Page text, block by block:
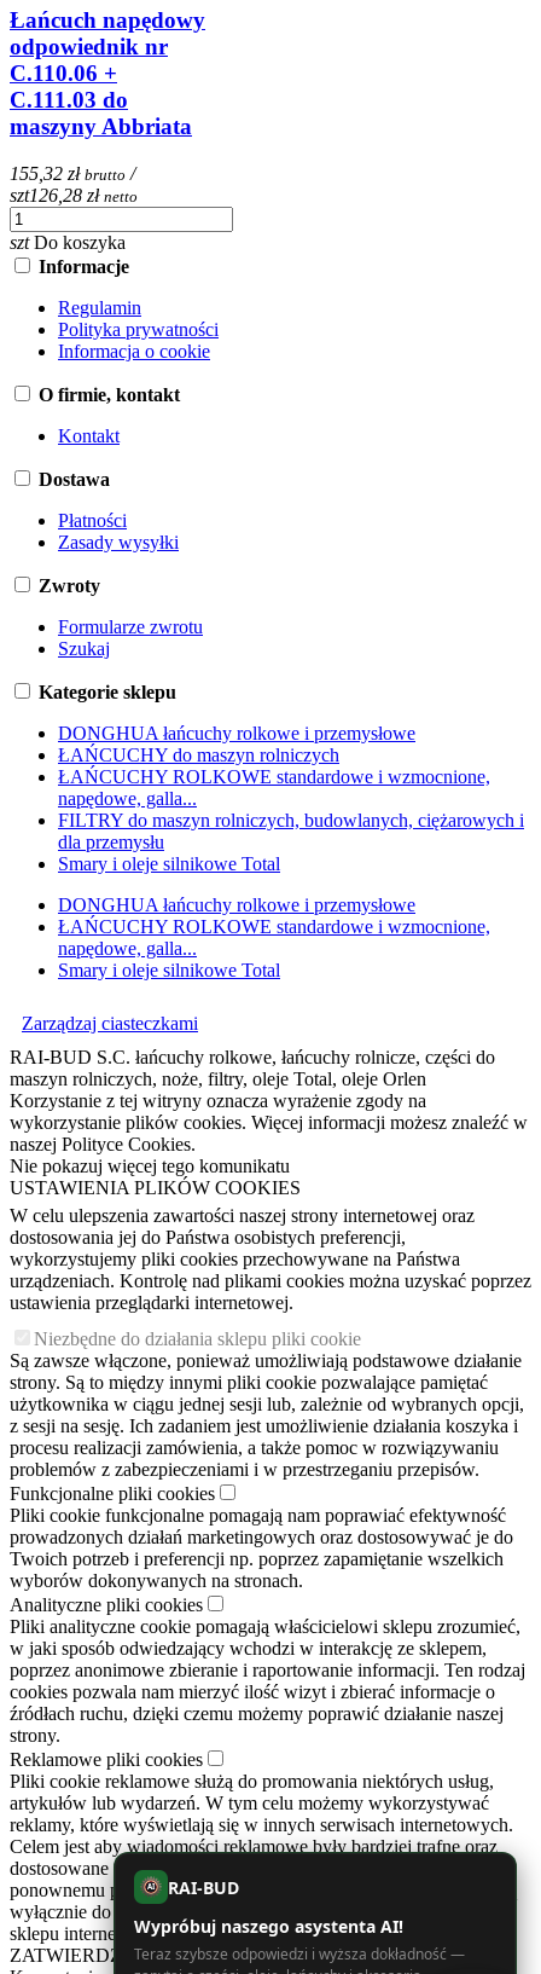
Łańcuch napędowy
odpowiednik nr
C.110.06 +
C.111.03 do
maszyny Abbriata
155,32 zł brutto /
szt126,28 zł netto
szt Do koszyka
Informacje
Regulamin
Polityka prywatności
Informacja o cookie
O firmie, kontakt
Kontakt
Dostawa
Płatności
Zasady wysyłki
Zwroty
Formularze zwrotu
Szukaj
Kategorie sklepu
DONGHUA łańcuchy rolkowe i przemysłowe
ŁAŃCUCHY do maszyn rolniczych
ŁAŃCUCHY ROLKOWE standardowe i wzmocnione,
napędowe, galla...
FILTRY do maszyn rolniczych, budowlanych, ciężarowych i
dla przemysłu
Smary i oleje silnikowe Total
DONGHUA łańcuchy rolkowe i przemysłowe
ŁAŃCUCHY ROLKOWE standardowe i wzmocnione,
napędowe, galla...
Smary i oleje silnikowe Total
Zarządzaj ciasteczkami
RAI-BUD S.C. łańcuchy rolkowe, łańcuchy rolnicze, części do
maszyn rolniczych, noże, filtry, oleje Total, oleje Orlen
Korzystanie z tej witryny oznacza wyrażenie zgody na
wykorzystanie plików cookies. Więcej informacji możesz znaleźć w
naszej Polityce Cookies.
Nie pokazuj więcej tego komunikatu
USTAWIENIA PLIKÓW COOKIES
W celu ulepszenia zawartości naszej strony internetowej oraz
dostosowania jej do Państwa osobistych preferencji,
wykorzystujemy pliki cookies przechowywane na Państwa
urządzeniach. Kontrolę nad plikami cookies można uzyskać poprzez
ustawienia przeglądarki internetowej.
Niezbędne do działania sklepu pliki cookie
Są zawsze włączone, ponieważ umożliwiają podstawowe działanie
strony. Są to między innymi pliki cookie pozwalające pamiętać
użytkownika w ciągu jednej sesji lub, zależnie od wybranych opcji,
z sesji na sesję. Ich zadaniem jest umożliwienie działania koszyka i
procesu realizacji zamówienia, a także pomoc w rozwiązywaniu
problemów z zabezpieczeniami i w przestrzeganiu przepisów.
Funkcjonalne pliki cookies
Pliki cookie funkcjonalne pomagają nam poprawiać efektywność
prowadzonych działań marketingowych oraz dostosowywać je do
Twoich potrzeb i preferencji np. poprzez zapamiętanie wszelkich
wyborów dokonywanych na stronach.
Analityczne pliki cookies
Pliki analityczne cookie pomagają właścicielowi sklepu zrozumieć,
w jaki sposób odwiedzający wchodzi w interakcję ze sklepem,
poprzez anonimowe zbieranie i raportowanie informacji. Ten rodzaj
cookies pozwala nam mierzyć ilość wizyt i zbierać informacje o
źródłach ruchu, dzięki czemu możemy poprawić działanie naszej
strony.
Reklamowe pliki cookies
Pliki cookie reklamowe służą do promowania niektórych usług,
artykułów lub wydarzeń. W tym celu możemy wykorzystywać
reklamy, które wyświetlają się w innych serwisach internetowych.
Celem jest aby wiadomości reklamowe były bardziej trafne oraz
dostosowane do Twoich preferencji. Cookies zapobiegają też
ponownemu pojawianiu się tych samych reklam. Reklamy te służą
wyłącznie do informowania o prowadzonych działaniach naszego
sklepu internetowego.
ZATWIERDZAM
AI
RAI-BUD
Wypróbuj naszego asystenta AI!
Teraz szybsze odpowiedzi i wyższa dokładność —